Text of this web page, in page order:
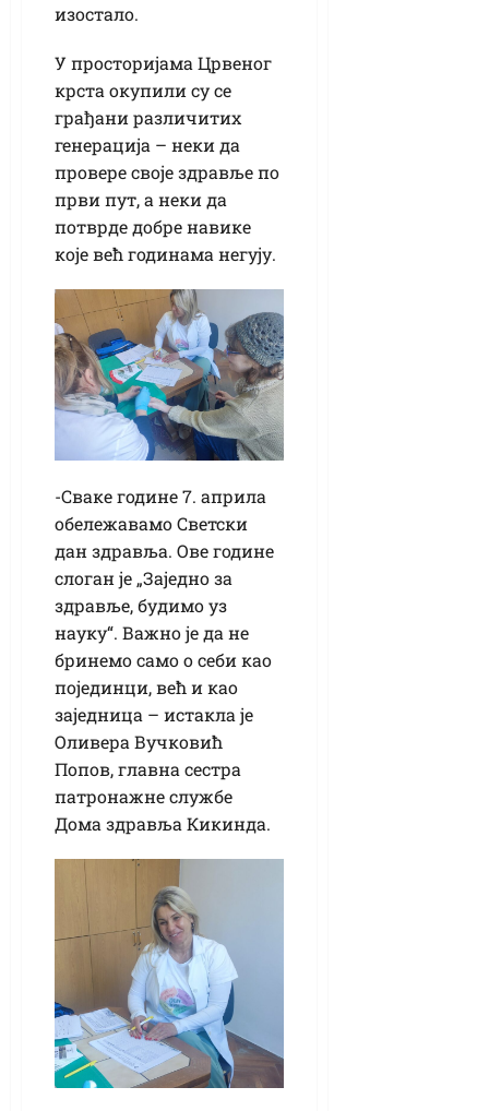
изостало.
У просторијама Црвеног
крста окупили су се
грађани различитих
генерација – неки да
провере своје здравље по
први пут, а неки да
потврде добре навике
које већ годинама негују.
-Сваке године 7. априла
обележавамо Светски
дан здравља. Ове године
слоган је „Заједно за
здравље, будимо уз
науку“. Важно је да не
бринемо само о себи као
појединци, већ и као
заједница – истакла је
Оливера Вучковић
Попов, главна сестра
патронажне службе
Дома здравља Кикинда.